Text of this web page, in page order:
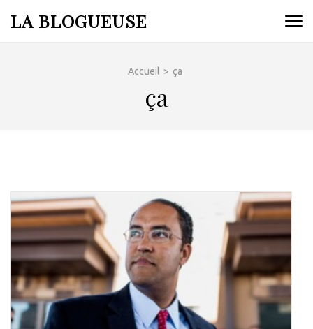
auLA BLOGUEUSE
Accueil > ça
ça